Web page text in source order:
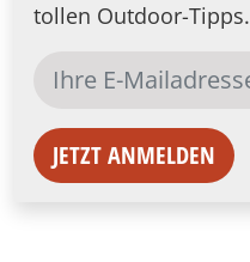
tollen Outdoor-Tipps.
JETZT ANMELDEN